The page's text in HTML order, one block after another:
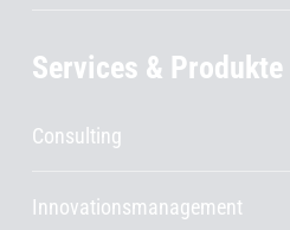
Services & Produkte
Consulting
Innovationsmanagement